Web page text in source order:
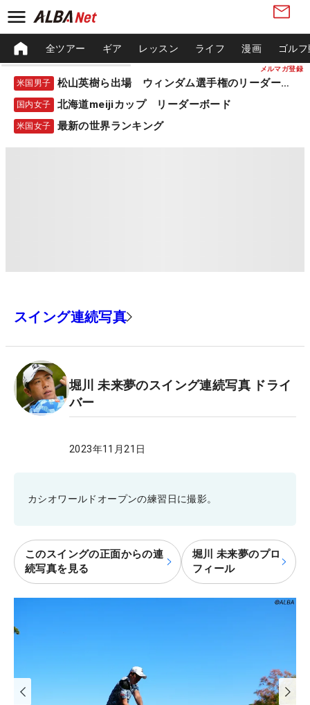
メルマガ登録
全ツアー ギア レッスン ライフ 漫画 ゴル
米国男子 松山英樹ら出場 ウィンダム選手権のリーダーボード
国内女子 北海道meijiカップ リーダーボード
米国女子 最新の世界ランキング
スイング連続写真
堀川 未来夢のスイング連続写真 ドライ
バー
2023年11月21日
カシオワールドオープンの練習日に撮影。
このスイングの正面からの連
続写真を見る
堀川 未来夢のプロ
フィール